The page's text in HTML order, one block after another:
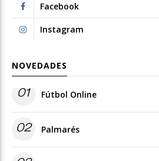
Facebook
Instagram
NOVEDADES
01 Fútbol Online
02 Palmarés